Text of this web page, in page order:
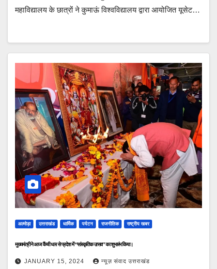
महाविद्यालय के छात्रों ने कुमाऊं विश्वविद्यालय द्वारा आयोजित यूसेट…
अल्मोड़ा उत्तराखंड धार्मिक पर्यटन राजनीतिक राष्ट्रीय खबर
मुख्यमंत्री ने आज कैंची धाम से प्रदेश में “सांस्कृतिक उत्सव” का शुभारंभ किया।
JANUARY 15, 2024 न्यूज़ संवाद उत्तराखंड